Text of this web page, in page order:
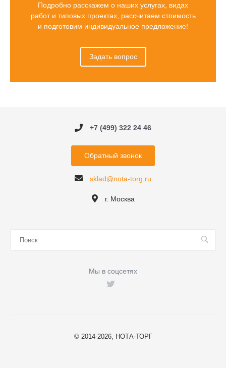
Подробно расскажем о наших услугах, видах
работ и типовых проектах, рассчитаем стоимость
и подготовим индивидуальное предложение!
Задать вопрос
+7 (499) 322 24 46
Обратный звонок
sklad@nota-torg.ru
г. Москва
Мы в соцсетях
© 2014-2026, НОТА-ТОРГ